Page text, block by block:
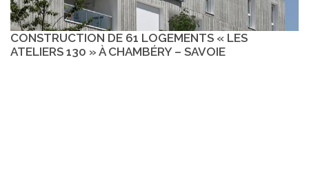
CONSTRUCTION DE 61 LOGEMENTS « LES
ATELIERS 130 » À CHAMBÉRY – SAVOIE